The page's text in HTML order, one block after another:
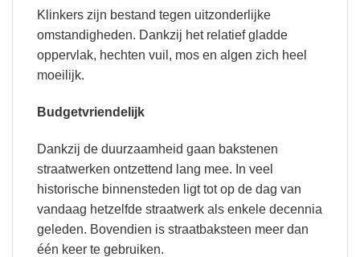
Klinkers zijn bestand tegen uitzonderlijke
omstandigheden. Dankzij het relatief gladde
oppervlak, hechten vuil, mos en algen zich heel
moeilijk.
Budgetvriendelijk
Dankzij de duurzaamheid gaan bakstenen
straatwerken ontzettend lang mee. In veel
historische binnensteden ligt tot op de dag van
vandaag hetzelfde straatwerk als enkele decennia
geleden. Bovendien is straatbaksteen meer dan
één keer te gebruiken.